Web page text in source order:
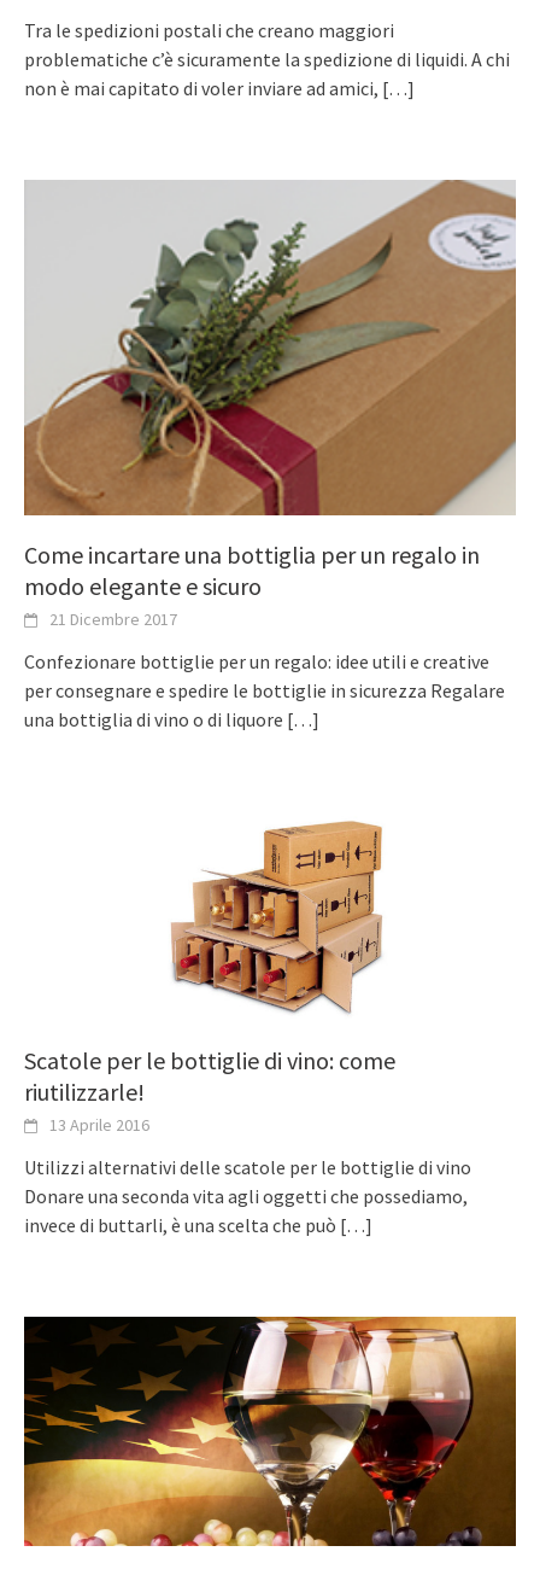
Tra le spedizioni postali che creano maggiori
problematiche c’è sicuramente la spedizione di liquidi. A chi
non è mai capitato di voler inviare ad amici, […]
Come incartare una bottiglia per un regalo in
modo elegante e sicuro
21 Dicembre 2017
Confezionare bottiglie per un regalo: idee utili e creative
per consegnare e spedire le bottiglie in sicurezza Regalare
una bottiglia di vino o di liquore […]
Scatole per le bottiglie di vino: come
riutilizzarle!
13 Aprile 2016
Utilizzi alternativi delle scatole per le bottiglie di vino
Donare una seconda vita agli oggetti che possediamo,
invece di buttarli, è una scelta che può […]